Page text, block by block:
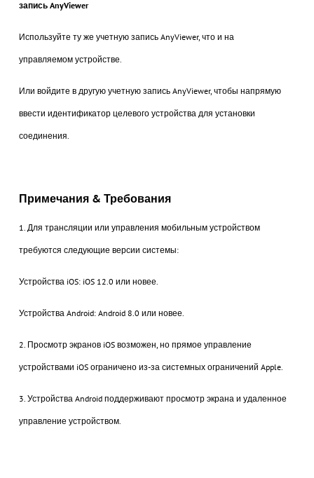
запись AnyViewer
Используйте ту же учетную запись AnyViewer, что и на
управляемом устройстве.
Или войдите в другую учетную запись AnyViewer, чтобы напрямую
ввести идентификатор целевого устройства для установки
соединения.
Примечания & Требования
1. Для трансляции или управления мобильным устройством
требуются следующие версии системы:
Устройства iOS: iOS 12.0 или новее.
Устройства Android: Android 8.0 или новее.
2. Просмотр экранов iOS возможен, но прямое управление
устройствами iOS ограничено из-за системных ограничений Apple.
3. Устройства Android поддерживают просмотр экрана и удаленное
управление устройством.